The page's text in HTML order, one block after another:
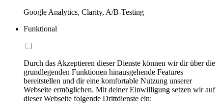
Google Analytics, Clarity, A/B-Testing
Funktional
Durch das Akzeptieren dieser Dienste können wir dir über die
grundlegenden Funktionen hinausgehende Features
bereitstellen und dir eine komfortable Nutzung unserer
Webseite ermöglichen. Mit deiner Einwilligung setzen wir auf
dieser Webseite folgende Drittdienste ein: